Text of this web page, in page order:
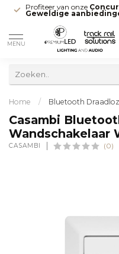
Profiteer van onze
Geweldige
MENU
Home / Bluetooth
Casambi
Wandschakelaar
CASAMBI (0)